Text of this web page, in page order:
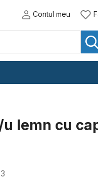
Contul meu
lemn cu